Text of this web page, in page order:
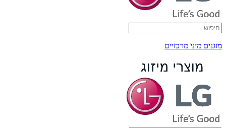
מזגנים מיני מרכזיים